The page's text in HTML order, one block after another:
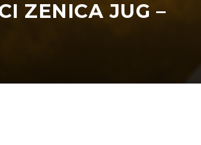
ZENICA JUG –